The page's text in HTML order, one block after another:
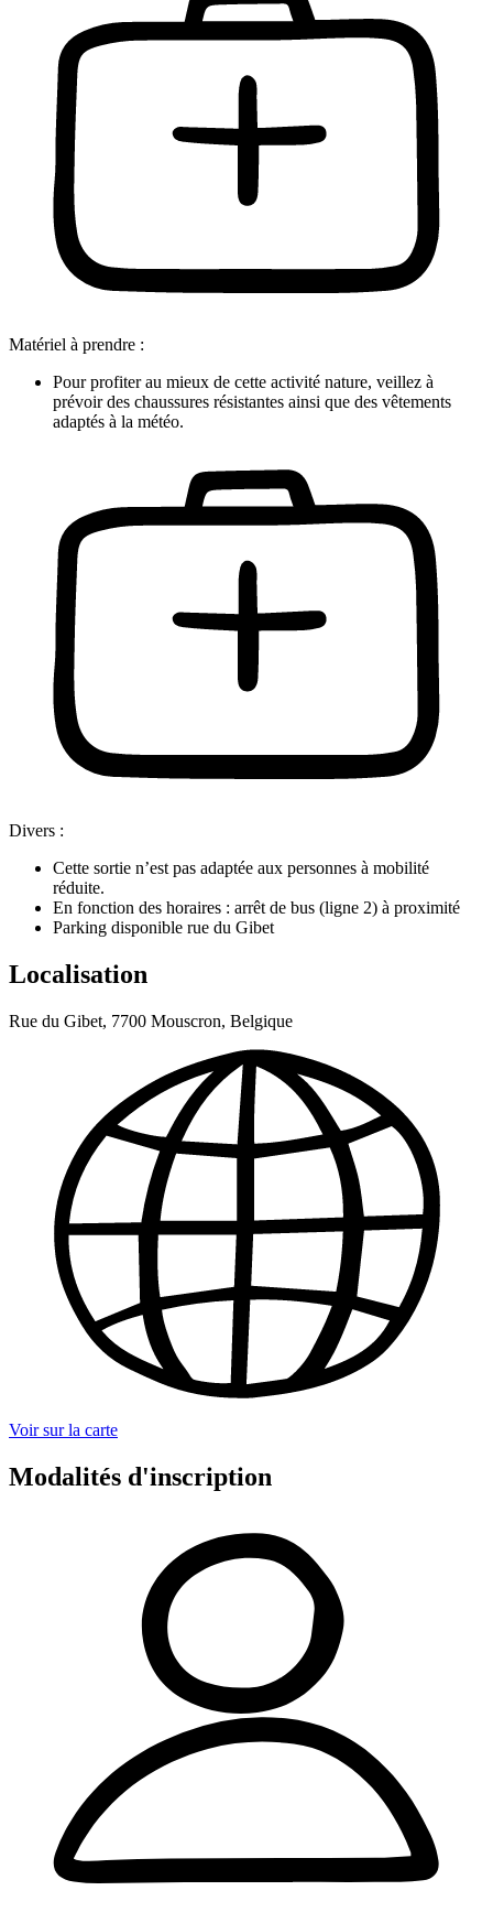
Matériel à prendre :
Pour profiter au mieux de cette activité nature, veillez à
prévoir des chaussures résistantes ainsi que des vêtements
adaptés à la météo.
Divers :
Cette sortie n’est pas adaptée aux personnes à mobilité
réduite.
En fonction des horaires : arrêt de bus (ligne 2) à proximité
Parking disponible rue du Gibet
Localisation
Rue du Gibet, 7700 Mouscron, Belgique
Voir sur la carte
Modalités d'inscription